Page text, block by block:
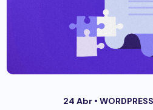
24 Abr • WORDPRESS